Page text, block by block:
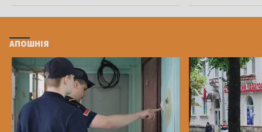
АПОШНІЯ